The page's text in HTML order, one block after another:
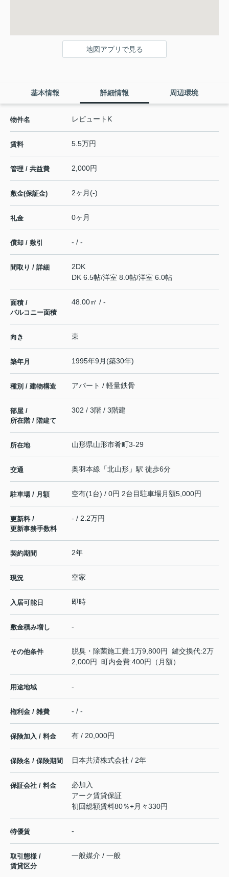
地図アプリで見る
基本情報 詳細情報 周辺環境
物件名 レピュートK
賃料 5.5万円
管理 / 共益費 2,000円
敷金(保証金) 2ヶ月(-)
礼金 0ヶ月
償却 / 敷引 - / -
間取り / 詳細
2DK
DK 6.5帖/洋室 8.0帖/洋室 6.0帖
面積 /
バルコニー面積
48.00㎡ / -
向き 東
築年月 1995年9月(築30年)
種別 / 建物構造 アパート / 軽量鉄骨
部屋 /
所在階 / 階建て
302 / 3階 / 3階建
所在地 山形県山形市肴町3-29
交通 奥羽本線 「北山形 」駅 徒歩6分
駐車場 / 月額 空有(1台) / 0円 2台目駐車場月額5,000円
更新料 /
更新事務手数料
- / 2.2万円
契約期間 2年
現況 空家
入居可能日 即時
敷金積み増し -
その他条件
脱臭・除菌施工費:1万9,800円 鍵交換代:2万
2,000円 町内会費:400円（月額）
用途地域 -
権利金 / 雑費 - / -
保険加入 / 料金 有 / 20,000円
保険名 / 保険期間 日本共済株式会社 / 2年
保証会社 / 料金
必加入
アーク賃貸保証
初回総額賃料80％+月々330円
特優賃 -
取引態様 /
賃貸区分
一般媒介 / 一般